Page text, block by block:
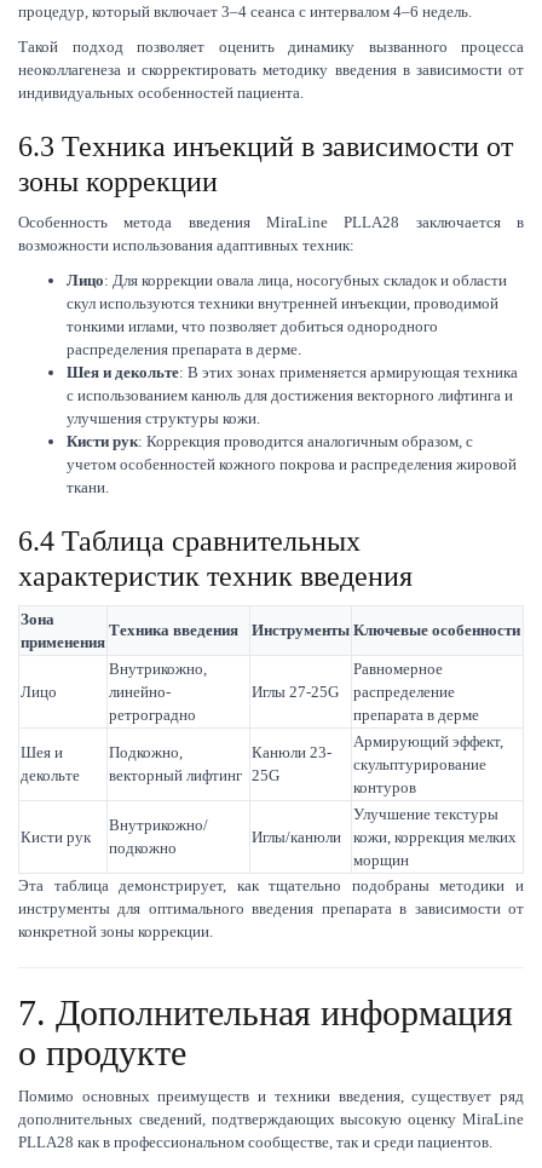
процедур, который включает 3–4 сеанса с интервалом 4–6 недель.
Такой подход позволяет оценить динамику вызванного процесса
неоколлагенеза и скорректировать методику введения в зависимости от
индивидуальных особенностей пациента.
6.3 Техника инъекций в зависимости от
зоны коррекции
Особенность метода введения MiraLine PLLA28 заключается в
возможности использования адаптивных техник:
Лицо: Для коррекции овала лица, носогубных складок и области
скул используются техники внутренней инъекции, проводимой
тонкими иглами, что позволяет добиться однородного
распределения препарата в дерме.
Шея и декольте: В этих зонах применяется армирующая техника
с использованием канюль для достижения векторного лифтинга и
улучшения структуры кожи.
Кисти рук: Коррекция проводится аналогичным образом, с
учетом особенностей кожного покрова и распределения жировой
ткани.
6.4 Таблица сравнительных
характеристик техник введения
Зона
применения
Техника введения Инструменты Ключевые особенности
Лицо
Внутрикожно,
линейно-
ретроградно
Иглы 27-25G
Равномерное
распределение
препарата в дерме
Шея и
декольте
Подкожно,
векторный лифтинг
Канюли 23-
25G
Армирующий эффект,
скульптурирование
контуров
Кисти рук
Внутрикожно/
подкожно
Иглы/канюли
Улучшение текстуры
кожи, коррекция мелких
морщин
Эта таблица демонстрирует, как тщательно подобраны методики и
инструменты для оптимального введения препарата в зависимости от
конкретной зоны коррекции.
7. Дополнительная информация
о продукте
Помимо основных преимуществ и техники введения, существует ряд
дополнительных сведений, подтверждающих высокую оценку MiraLine
PLLA28 как в профессиональном сообществе, так и среди пациентов.